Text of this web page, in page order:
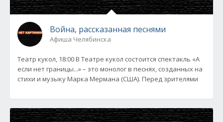
Война, рассказанная песнями
Афиша Челябинска
Театр кукол, 18:00 В Театре кукол состоится спектакль «А
если нет границы...» – это монолог в песнях, созданных на
стихи и музыку Марка Мермана (США). Перед зрителями